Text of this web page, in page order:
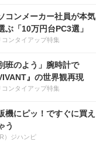
コンメーカー社員が本気
ぶ「10万円台PC3選」
コンタイアップ特集
班のよう」腕時計で
』の世界観再現
コンタイアップ特集
機にピッ！ですぐに買え
う
）ジハンピ